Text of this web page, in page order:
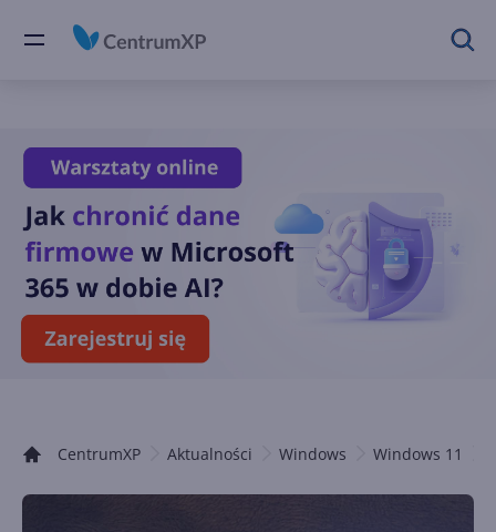
CentrumXP Aktualności Windows Windows 11